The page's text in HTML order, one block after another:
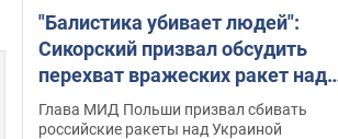
"Балистика убивает людей":
Сикорский призвал обсудить
перехват вражеских ракет над
Украиной
Глава МИД Польши призвал сбивать
российские ракеты над Украиной